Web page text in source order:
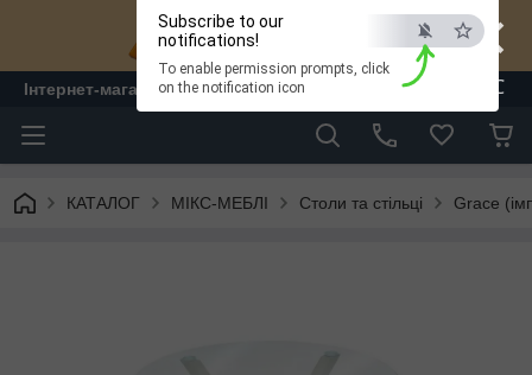
×
ESC
Subscribe to our
notifications!
To enable permission prompts, click
on the notification icon
Інтернет-магазин "ЛАМ" - меблі
КАТАЛОГ МІКС-МЕБЛІ Столи та стільці Grace